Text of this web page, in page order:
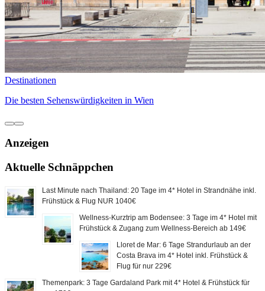
Destinationen
Die besten Sehenswürdigkeiten in Wien
Anzeigen
Aktuelle Schnäppchen
Last Minute nach Thailand: 20 Tage im 4* Hotel in Strandnähe inkl.
Frühstück & Flug NUR 1040€
Wellness-Kurztrip am Bodensee: 3 Tage im 4* Hotel mit
Frühstück & Zugang zum Wellness-Bereich ab 149€
Lloret de Mar: 6 Tage Strandurlaub an der
Costa Brava im 4* Hotel inkl. Frühstück &
Flug für nur 229€
Themenpark: 3 Tage Gardaland Park mit 4* Hotel & Frühstück für